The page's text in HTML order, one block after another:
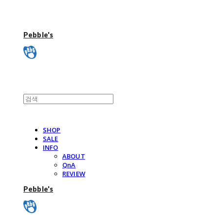
Pebble's
SHOP
SALE
INFO
ABOUT
QnA
REVIEW
Pebble's